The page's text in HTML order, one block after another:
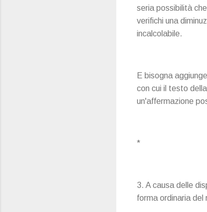
seria possibilità
verifichi una
incalcolabile.
E bisogna
con cui il testo
un'affermazione
*
3. A causa delle
forma ordinaria